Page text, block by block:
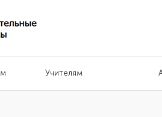
Учителям